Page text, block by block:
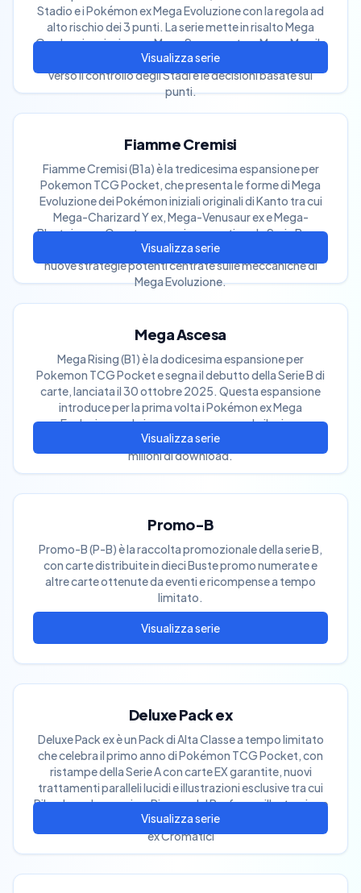
Stadio e i Pokémon ex Mega Evoluzione con la regola ad
alto rischio dei 3 punti. La serie mette in risalto Mega
Gardevoir ex insieme a Mega Swampert ex, Mega Mawile
ex e Ogerpon Maschera Turchese ex, spingendo il meta
verso il controllo degli Stadi e le decisioni basate sui
punti.
Fiamme Cremisi
Fiamme Cremisi (B1a) è la tredicesima espansione per
Pokemon TCG Pocket, che presenta le forme di Mega
Evoluzione dei Pokémon iniziali originali di Kanto tra cui
Mega-Charizard Y ex, Mega-Venusaur ex e Mega-
Blastoise ex. Questa espansione continua la Serie B con
illustrazioni a tema laboratorio di ricerca e introduce
nuove strategie potenti centrate sulle meccaniche di
Mega Evoluzione.
Mega Ascesa
Mega Rising (B1) è la dodicesima espansione per
Pokemon TCG Pocket e segna il debutto della Serie B di
carte, lanciata il 30 ottobre 2025. Questa espansione
introduce per la prima volta i Pokémon ex Mega
Evoluzione nel gioco, commemorando il primo
anniversario di Pokemon TCG Pocket con oltre 150
milioni di download.
Promo-B
Promo-B (P-B) è la raccolta promozionale della serie B,
con carte distribuite in dieci Buste promo numerate e
altre carte ottenute da eventi e ricompense a tempo
limitato.
Deluxe Pack ex
Deluxe Pack ex è un Pack di Alta Classe a tempo limitato
che celebra il primo anno di Pokémon TCG Pocket, con
ristampe della Serie A con carte EX garantite, nuovi
trattamenti paralleli lucidi e illustrazioni esclusive tra cui
Pikachu ex Immersivo, Ricerca del Professor illustrazione
completa, Caramella Rara Corona e Darkrai ex & Giratina
ex Cromatici